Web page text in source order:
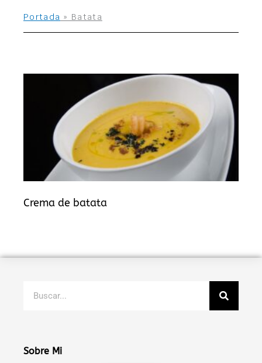
Portada » Batata
Crema de batata
Sobre Mi